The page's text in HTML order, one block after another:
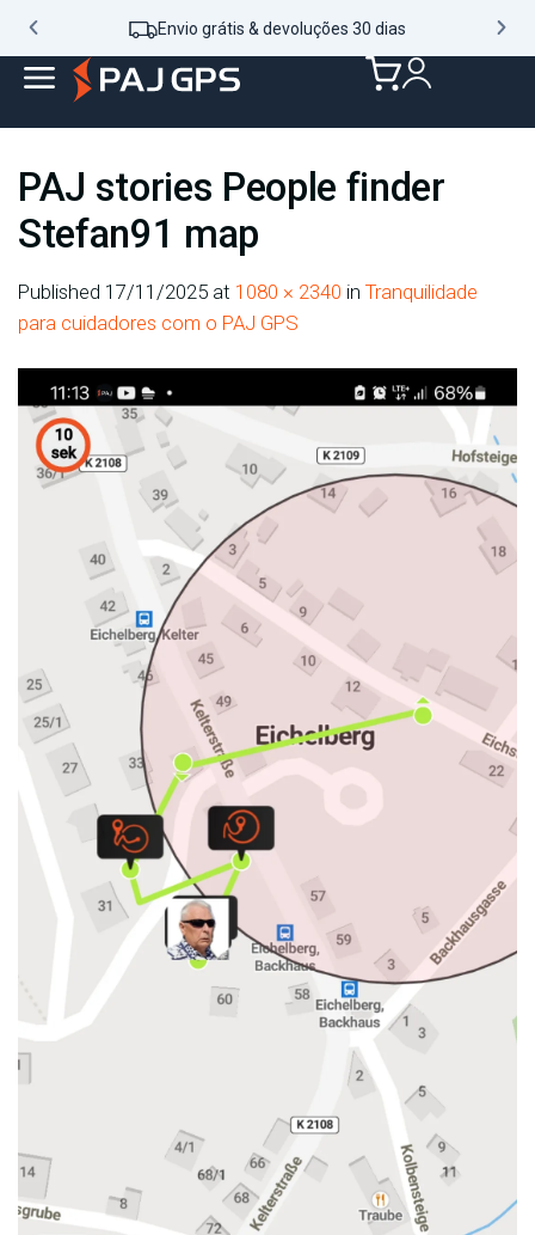
Envio grátis & devoluções 30 dias
PAJ stories People finder
Stefan91 map
Published 17/11/2025 at 1080 × 2340 in Tranquilidade
para cuidadores com o PAJ GPS